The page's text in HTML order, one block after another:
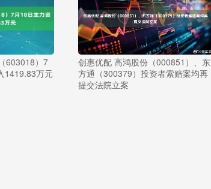
603018）7
1419.83万元
创惠优配 高鸿股份（000851）、东
方通（300379）投资者索赔案均再
提交法院立案